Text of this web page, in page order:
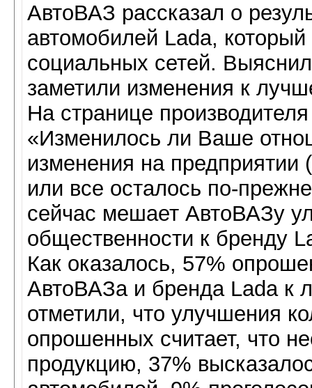
АвтоВАЗ рассказал о
автомобилей Lada,
социальных сетей.
заметили изменения к
На странице
«Изменилось ли Ваше
изменения на
или все осталось по-
сейчас мешает АвтоВАЗу
общественности к бренду
Как оказалось, 57%
АвтоВАЗа и бренда Lada к
отметили, что улучшения
опрошенных считает, что
продукцию, 37%